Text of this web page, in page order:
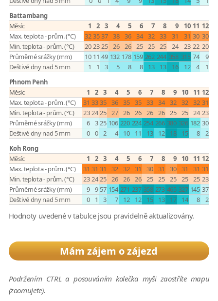
Battambang
Měsíc
1 2 3 4 5 6 7 8 9 10 11 12
Max. teplota - prům. (°C)
32 35 37 38 36 34 32 33 31 31 30 30
Min. teplota - prům. (°C)
20 23 25 26 26 25 25 25 24 23 22 20
Průměrné srážky (mm)
10 11 49 132 178 159 262 244 358 315 74
9
Deštivé dny nad 5 mm
1 1 3 5 8 8 13 13 16 12 4
1
Phnom Penh
Měsíc
1 2 3 4 5 6 7 8 9 10 11 12
Max. teplota - prům. (°C)
31 33 35 36 35 35 33 34 32 32 32 31
Min. teplota - prům. (°C)
23 24 25 27 26 26 26 26 25 25 24 23
Průměrné srážky (mm)
6 3 25 106 220 224 254 266 380 326 182 30
Deštivé dny nad 5 mm
0 0 2 4 10 11 13 12 18 15 8
2
Koh Rong
Měsíc
1 2 3 4 5 6 7 8 9 10 11 12
Max. teplota - prům. (°C)
31 31 31 32 32 31 30 31 30 31 31 31
Min. teplota - prům. (°C)
23 24 25 26 26 26 25 25 25 25 25 23
Průměrné srážky (mm)
9 9 57 154 271 237 358 273 465 327 145 37
Deštivé dny nad 5 mm
0 1 3 7 12 12 15 13 17 14 8 2
Hodnoty uvedené v tabulce jsou pravidelně aktualizovány.
Mám zájem o zájezd
Podržením CTRL a posouváním kolečka myši zaostříte mapu
(zoomujete).